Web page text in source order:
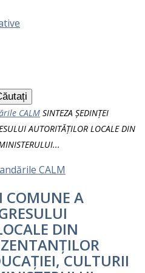
CALM SINTEZA ȘEDINȚEI
AUTORITĂȚILOR LOCALE DIN
CALM
COMUNE A
DIN
CULTURII